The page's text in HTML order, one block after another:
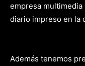
empresa
diario impreso en la
Además tenemos